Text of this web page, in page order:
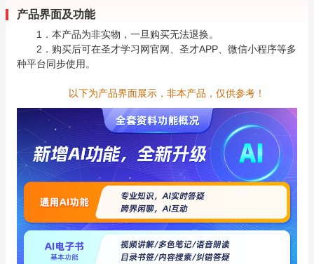
产品界面及功能
1．本产品为非实物，一旦购买无法退换。
2．购买后可在圣才学习网官网、圣才APP、微信小程序等多
种平台同步使用。
以下为产品界面展示，非本产品，仅供参考！